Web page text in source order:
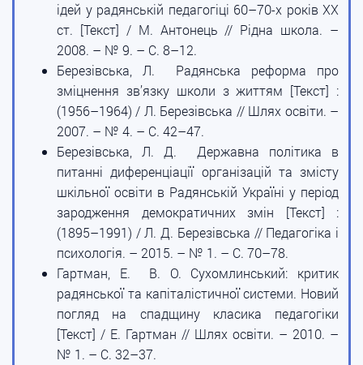
ідей у радянській педагогіці 60–70-х років ХХ
ст. [Текст] / М. Антонець // Рідна школа. –
2008. – № 9. – С. 8–12.
Березівська, Л. Радянська реформа про
зміцнення зв’язку школи з життям [Текст] :
(1956–1964) / Л. Березівська // Шлях освіти. –
2007. – № 4. – С. 42–47.
Березівська, Л. Д. Державна політика в
питанні диференціації організацій та змісту
шкільної освіти в Радянській Україні у період
зародження демократичних змін [Текст] :
(1895–1991) / Л. Д. Березівська // Педагогіка і
психологія. – 2015. – № 1. – С. 70–78.
Гартман, Е. В. О. Сухомлинський: критик
радянської та капіталістичної системи. Новий
погляд на спадщину класика педагогіки
[Текст] / Е. Гартман // Шлях освіти. – 2010. –
№ 1. – С. 32–37.